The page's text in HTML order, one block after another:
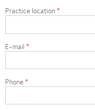
Practice location
E-mail
Phone